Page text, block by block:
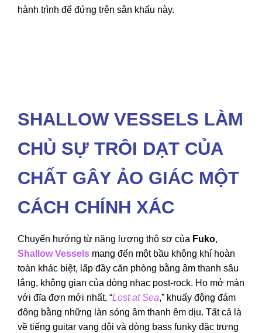
hành trình để đứng trên sân khấu này.
SHALLOW VESSELS LÀM
CHỦ SỰ TRÔI DẠT CỦA
CHẤT GÂY ẢO GIÁC MỘT
CÁCH CHÍNH XÁC
Chuyển hướng từ năng lượng thô sơ của Fuko,
Shallow Vessels mang đến một bầu không khí hoàn
toàn khác biệt, lấp đầy căn phòng bằng âm thanh sâu
lắng, không gian của dòng nhạc post-rock. Họ mở màn
với đĩa đơn mới nhất, “Lost at Sea,” khuấy động đám
đông bằng những làn sóng âm thanh êm dịu. Tất cả là
về tiếng guitar vang dội và dòng bass funky đặc trưng